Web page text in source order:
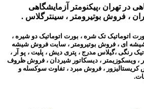
تهران ،پیکنومتر آزمایشگاهی
، فروش بوتیرومتر ، سینترگلاس .
اتوماتیک تک شره ، بورت اتوماتیک دو شیره ،
ای ، فروش بوتیرومتر ، سایت فروش شیشه
رنگی ،گیلاس مدرج ، پتری دیش ، پلیت ، پو آر ،
، ویسکوزیمتر ، دیسکاتور شیردان ، فروش ظروف
کریستالیزور ، فروش مبرد ، تفاوت سوکسله و